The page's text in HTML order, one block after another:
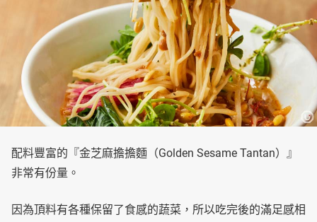
配料豐富的『金芝麻擔擔麵（Golden Sesame Tantan）』
非常有份量。
因為頂料有各種保留了食感的蔬菜，所以吃完後的滿足感相